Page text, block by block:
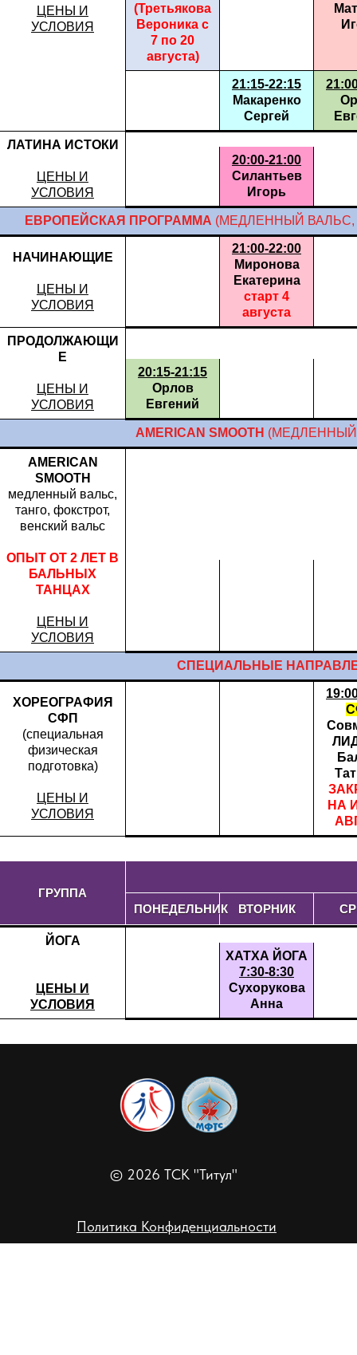
ЦЕНЫ И
УСЛОВИЯ
(Третьякова
Вероника с
7 по 20
августа)
21:15-22:15
Макаренко
Сергей
ЛАТИНА ИСТОКИ
ЦЕНЫ И
УСЛОВИЯ
20:00-21:00
Силантьев
Игорь
ЕВРОПЕЙСКАЯ ПРОГРАММА (МЕДЛЕННЫЙ ВАЛЬС,
НАЧИНАЮЩИЕ
ЦЕНЫ И
УСЛОВИЯ
21:00-22:00
Миронова
Екатерина
старт 4
августа
ПРОДОЛЖАЮЩИ
Е
ЦЕНЫ И
УСЛОВИЯ
20:15-21:15
Орлов
Евгений
AMERICAN SMOOTH (МЕДЛЕННЫЙ
AMERICAN
SMOOTH
медленный вальс,
танго, фокстрот,
венский вальс
ОПЫТ ОТ 2 ЛЕТ В
БАЛЬНЫХ
ТАНЦАХ
ЦЕНЫ И
УСЛОВИЯ
СПЕЦИАЛЬНЫЕ
ХОРЕОГРАФИЯ
СФП
(специальная
физическая
подготовка)
ЦЕНЫ И
УСЛОВИЯ
НА
ГРУППА
ПОНЕДЕЛЬНИК
ВТОРНИК
ЙОГА
ЦЕНЫ И
УСЛОВИЯ
ХАТХА ЙОГА
7:30-8:30
Сухорукова
Анна
© 2026 ТСК "Титул"
Политика Конфиденциальности